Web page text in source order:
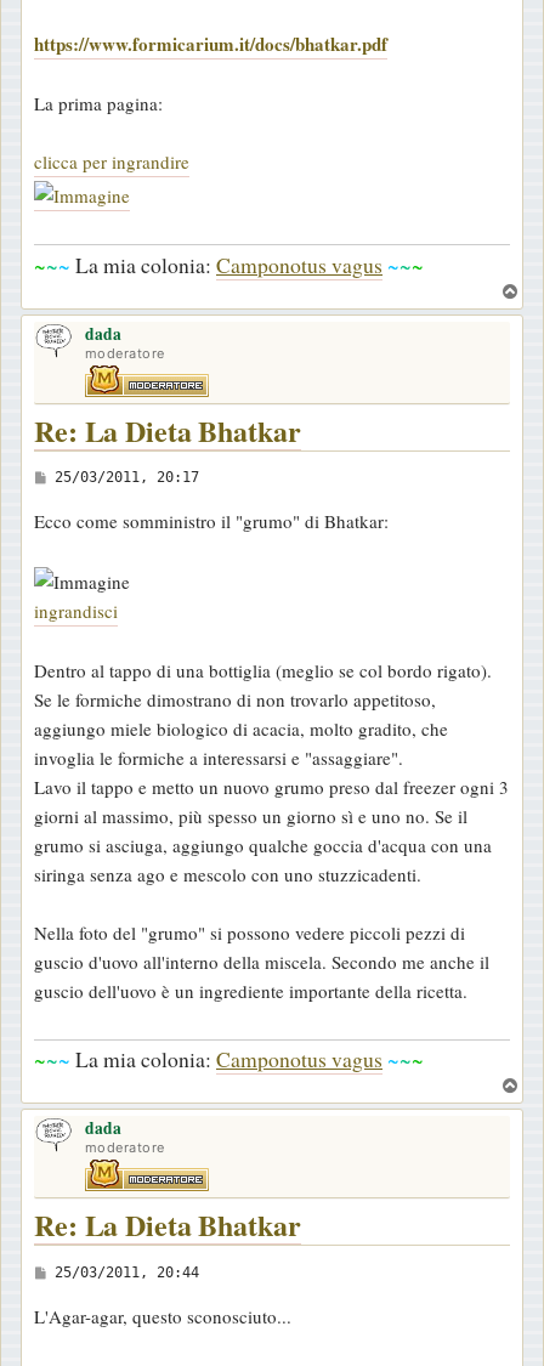
https://www.formicarium.it/docs/bhatkar.pdf
La prima pagina:
clicca per ingrandire
~~~ La mia colonia: Camponotus vagus ~~~
o
dada
moderatore
Re: La Dieta Bhatkar
M
s
a
g
i
o
25/03/2011, 20:17
Ecco come somministro il "grumo" di Bhatkar:
ingrandisci
Dentro al tappo di una bottiglia (meglio se col bordo rigato).
Se le formiche dimostrano di non trovarlo appetitoso,
aggiungo miele biologico di acacia, molto gradito, che
invoglia le formiche a interessarsi e "assaggiare".
Lavo il tappo e metto un nuovo grumo preso dal freezer ogni 3
giorni al massimo, più spesso un giorno sì e uno no. Se il
grumo si asciuga, aggiungo qualche goccia d'acqua con una
siringa senza ago e mescolo con uno stuzzicadenti.
Nella foto del "grumo" si possono vedere piccoli pezzi di
guscio d'uovo all'interno della miscela. Secondo me anche il
guscio dell'uovo è un ingrediente importante della ricetta.
~~~ La mia colonia: Camponotus vagus ~~~
o
dada
moderatore
Re: La Dieta Bhatkar
M
s
25/03/2011, 20:44
L'Agar-agar, questo sconosciuto...